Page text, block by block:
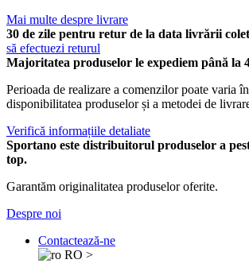
Mai multe despre livrare
30 de zile pentru retur de la data livrării
să efectuezi returul
Majoritatea produselor le expediem până la
Perioada de realizare a comenzilor poate varia
disponibilitatea produselor și a metodei de
Verifică informațiile detaliate
Sportano este distribuitorul produselor a
top.
Garantăm originalitatea produselor oferite.
Despre noi
Contactează-ne
RO >